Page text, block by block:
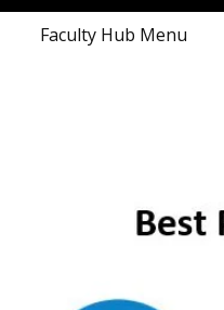
Faculty Hub Menu